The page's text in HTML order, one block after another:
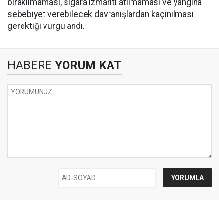
bırakılmaması, sigara izmariti atılmaması ve yangına
sebebiyet verebilecek davranışlardan kaçınılması
gerektiği vurgulandı.
HABERE YORUM KAT